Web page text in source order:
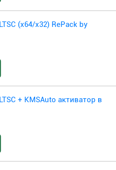
(x64/x32) RePack by
+ KMSAuto активатор в